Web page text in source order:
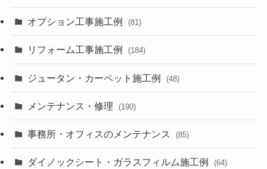
オプション工事施工例 (81)
リフォーム工事施工例 (184)
ジュータン・カーペット施工例 (48)
メンテナンス・修理 (190)
事務所・オフィスのメンテナンス (85)
ダイノックシート・ガラスフィルム施工例 (64)